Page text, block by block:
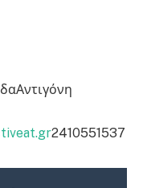
2410551537